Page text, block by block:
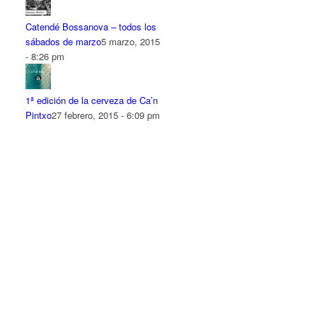
Catendé Bossanova – todos los
sábados de marzo5 marzo, 2015
- 8:26 pm
1ª edición de la cerveza de Ca’n
Pintxo27 febrero, 2015 - 6:09 pm